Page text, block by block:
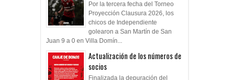
Por la tercera fecha del Torneo
Proyección Clausura 2026, los
chicos de Independiente
golearon a San Martín de San
Juan 9 a 0 en Villa Domín...
Actualización de los números de
socios
Finalizada la depuración del